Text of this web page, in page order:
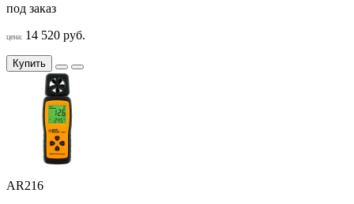
под заказ
цена: 14 520 руб.
Купить
AR216